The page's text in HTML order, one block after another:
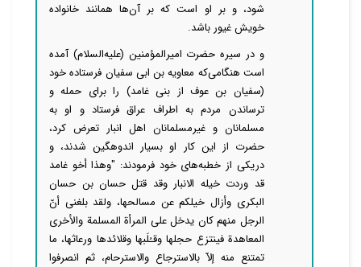
شود، و بر او است که بر آن‌ها همانند خانواده
خویش غیور باشد.
و در سیره حضرت امیرالمؤمنین (علیه‌السلام) آمده
است هنگامی‌که معاویه بن ابی سفیان فرستاده خود
(سفیان بن عوف از بنی غامد) را برای حمله و
ترساندن مردم به اطراف عراق فرستاد و او به
مسلمانان و غیرمسلمانان اهل انبار تعرض کرد،
حضرت از این کار او بسیار اندوهگین شدند، و
دریکی از خطبه‌های خود فرمودند: "وهذا أخو غامد
قد وردت خیله الانبار وقد قتل حسان بن حسان
البکری وأزال خیلکم عن مسالحها، ولقد بلغنی أنّ
الرجل منهم کان یدخل علی المرأة المسلمة والأخری
المعاهدة فینتزع حجلها وقـُلَبها وقلائدها ورعاثها، ما
تمتنع منه إلاّ بالاسترجاع والاسترحام، ثم انصرفوا